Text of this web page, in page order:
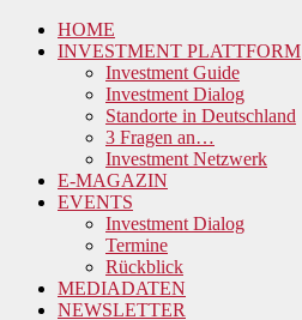
HOME
INVESTMENT PLATTFORM
Investment Guide
Investment Dialog
Standorte in Deutschland
3 Fragen an…
Investment Netzwerk
E-MAGAZIN
EVENTS
Investment Dialog
Termine
Rückblick
MEDIADATEN
NEWSLETTER